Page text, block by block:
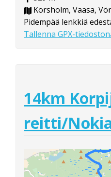
Korsholm, Vaasa,
Pidempää lenkkiä
Tallenna GPX-
14km
reitti/